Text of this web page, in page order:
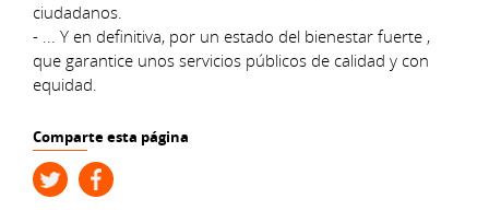
ciudadanos.
- ... Y en definitiva, por un estado del bienestar fuerte ,
que garantice unos servicios públicos de calidad y con
equidad.
Comparte esta página